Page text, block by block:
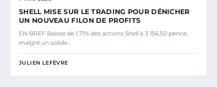
SHELL MISE SUR LE TRADING POUR DÉNICHER
UN NOUVEAU FILON DE PROFITS
EN BREF Baisse de 1,71% des actions Shell à 3 156,50 pence,
malgré un solide…
JULIEN LEFÈVRE